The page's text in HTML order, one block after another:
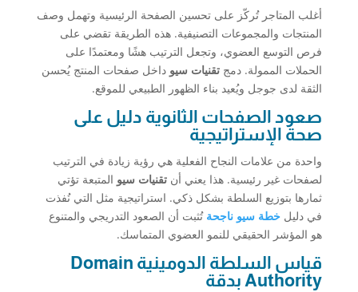
أغلب المتاجر تُركّز على تحسين الصفحة الرئيسية وتهمل وصف
المنتجات والمجموعات التصنيفية. هذه الطريقة تقضي على
فرص التوسع العضوي، وتجعل الترتيب هشًا ومعتمدًا على
الحملات الممولة. دمج تقنيات سيو داخل صفحات المنتج يُحسن
الثقة لدى جوجل ويُعيد بناء الظهور الطبيعي للموقع.
صعود الصفحات الثانوية دليل على
صحة الإستراتيجية
واحدة من علامات النجاح الفعلية هي رؤية زيادة في الترتيب
لصفحات غير رئيسية. هذا يعني أن تقنيات سيو المتبعة تؤتي
ثمارها بتوزيع السلطة بشكل ذكي. استراتيجية مثل التي نُفذت
في دليل خطة سيو ناجحة تُثبت أن الصعود التدريجي والمتنوع
هو المؤشر الحقيقي للنمو العضوي المتماسك.
قياس السلطة الدومينية Domain
Authority بدقة